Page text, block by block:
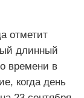
отметит
длинный
времени в
когда день